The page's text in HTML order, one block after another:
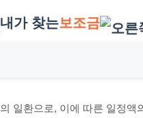
내가 찾는보조금
일환으로, 이에 따른 일정액